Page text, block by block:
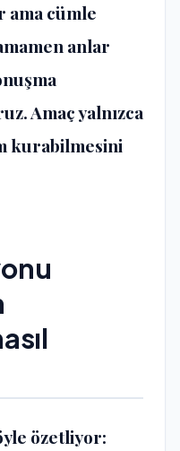
ama cümle
anlar
Amaç yalnızca
kurabilmesini
özetliyor: